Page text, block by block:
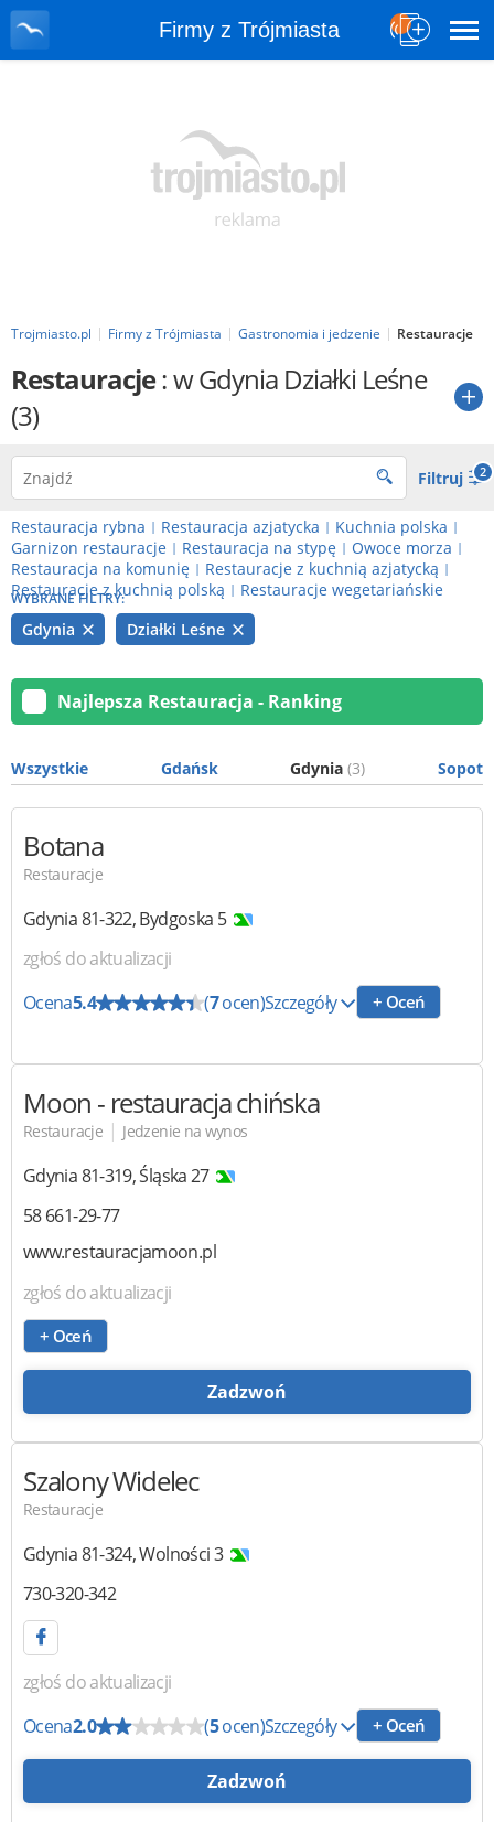
Firmy z Trójmiasta
Trojmiasto.pl Firmy z Trójmiasta Gastronomia i jedzenie Restauracje
Restauracje: w Gdynia Działki Leśne
(3)
Filtruj 2
Restauracja rybna | Restauracja azjatycka | Kuchnia polska |
Garnizon restauracje | Restauracja na stypę | Owoce morza |
Restauracja na komunię | Restauracje z kuchnią azjatycką |
Restauracje z kuchnią polską | Restauracje wegetariańskie
WYBRANE FILTRY:
Gdynia Działki Leśne
Najlepsza Restauracja - Ranking
Wszystkie Gdańsk Gdynia(3) Sopot
Botana
Restauracje
Gdynia81-322,Bydgoska 5
zgłoś do aktualizacji
Ocena5.4 (7ocen)Szczegóły + Oceń
Moon - restauracja chińska
Restauracje | Jedzenie na wynos
Gdynia81-319,Śląska 27
58 661-29-77
www.restauracjamoon.pl
zgłoś do aktualizacji
+ Oceń
Zadzwoń
Szalony Widelec
Restauracje
Gdynia81-324,Wolności 3
730-320-342
zgłoś do aktualizacji
Ocena2.0 (5ocen)Szczegóły + Oceń
Zadzwoń